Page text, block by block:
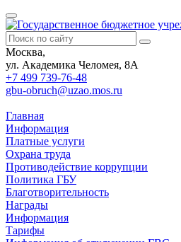
Москва,
ул. Академика Челомея, 8А
+7 499 739-76-48
gbu-obruch@uzao.mos.ru
Главная
Информация
Платные услуги
Охрана труда
Противодействие коррупции
Политика ГБУ
Благотворительность
Награды
Информация
Тарифы